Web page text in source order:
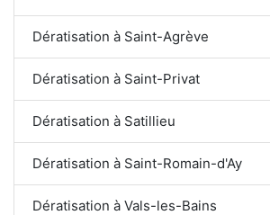
Dératisation à Saint-Agrève
Dératisation à Saint-Privat
Dératisation à Satillieu
Dératisation à Saint-Romain-d'Ay
Dératisation à Vals-les-Bains